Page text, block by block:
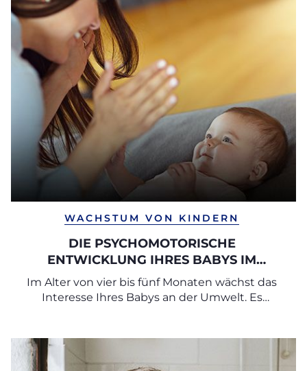
WACHSTUM VON KINDERN
DIE PSYCHOMOTORISCHE
ENTWICKLUNG IHRES BABYS IM
VIERTEN UND FÜNFTEN MONAT
Im Alter von vier bis fünf Monaten wächst das
Interesse Ihres Babys an der Umwelt. Es